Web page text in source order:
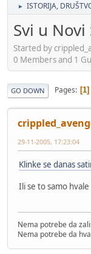
► ISTORIJA,
Svi u Novi
Started by
0 Members and 1
GO DOWN Pages 1
29-11-2005, 17:23:04
Klinke se danas
Ili se to samo
Nema potrebe da
Nema potrebe da